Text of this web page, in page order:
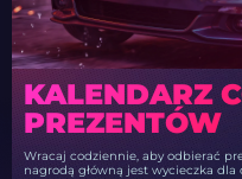
KALENDARZ
PREZENTÓW
Wracaj codziennie, aby odbierać
nagrodą główną jest wycieczka dla